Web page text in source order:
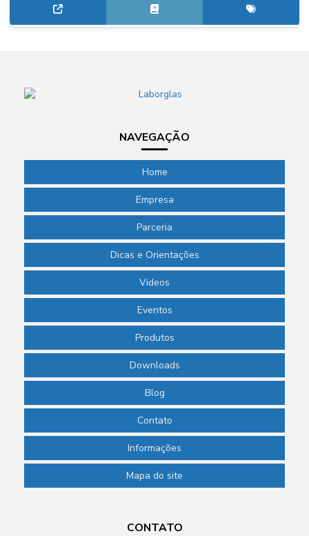
NAVEGAÇÃO
Home
Empresa
Parceria
Dicas e Orientações
Videos
Eventos
Produtos
Downloads
Blog
Contato
Informações
Mapa do site
CONTATO